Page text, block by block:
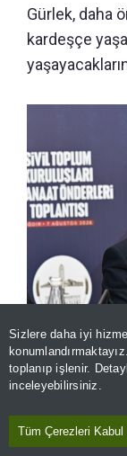
Sizlere daha iyi
toplanıp işlenir.
inceleyebilirsiniz.
Tüm Çerezleri Kabul
Gürlek, daha
kardeşçe
Adalet Bakanı
"ÖRGÜT